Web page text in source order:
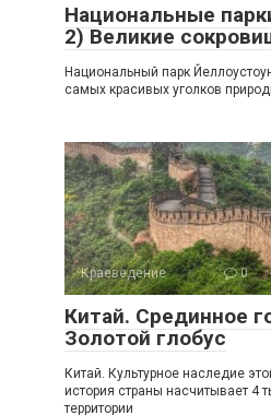
Национальные
2) Великие
Национальный парк
самых красивых уголков
Краеведение 0
Китай. Срединное
Золотой глобус
Китай. Культурное наследие
история страны насчитывает 4
территории